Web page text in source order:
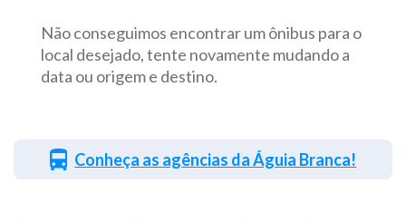
Não conseguimos encontrar um ônibus para o
local desejado, tente novamente mudando a
data ou origem e destino.
Conheça as agências da Águia Branca!